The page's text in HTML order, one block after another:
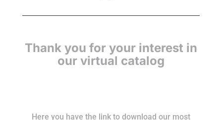
Thank you for your interest in
our virtual catalog
Here you have the link to download our most